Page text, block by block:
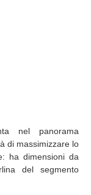
nel panorama
di massimizzare lo
ha dimensioni da
del segmento